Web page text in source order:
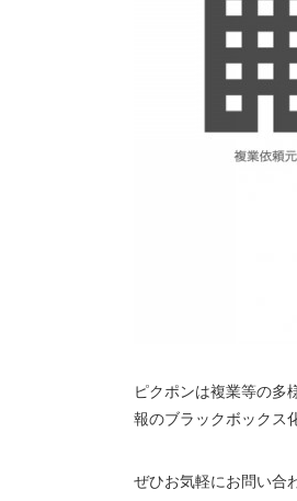
ピクポンは複業等の多
報のブラックボックス
ぜひお気軽にお問い合